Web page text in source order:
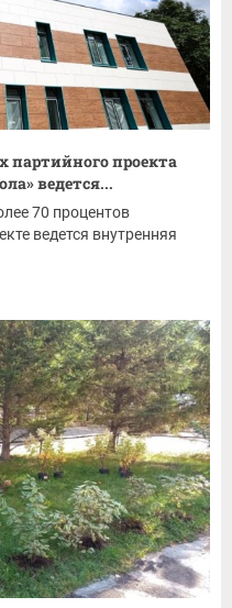
партийного проекта
ведется...
70 процентов
ведется внутренняя